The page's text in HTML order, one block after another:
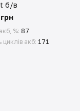
б/в
% 87
циклів акб 171